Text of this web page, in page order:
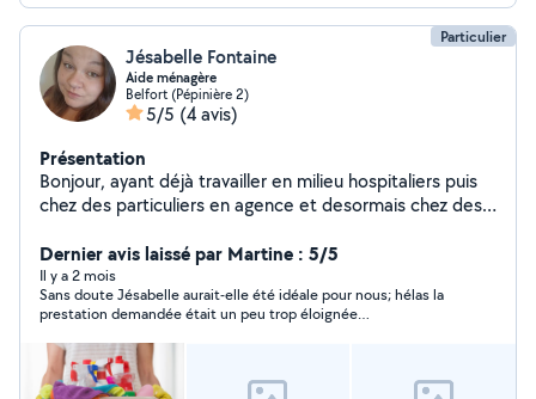
Particulier
Jésabelle Fontaine
Aide ménagère
Belfort (Pépinière 2)
5/5 (4 avis)
Présentation
Bonjour, ayant déjà travailler en milieu hospitaliers puis
chez des particuliers en agence et desormais chez des
services en entretien du domicile, ainsi que l'aide à la
réalisation de courses. Je suis rigoureuse et ponctuelle.
N'hésitez pas à me contacter !
Dernier avis laissé par Martine : 5/5
Il y a 2 mois
Sans doute Jésabelle aurait-elle été idéale pour nous; hélas la
prestation demandée était un peu trop éloignée